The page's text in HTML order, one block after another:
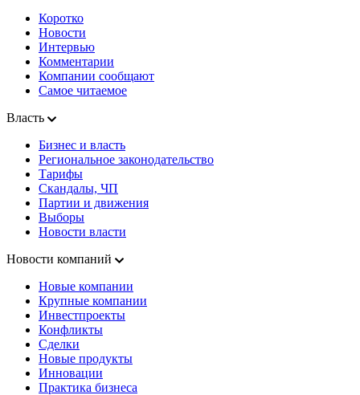
Коротко
Новости
Интервью
Комментарии
Компании сообщают
Самое читаемое
Власть
Бизнес и власть
Региональное законодательство
Тарифы
Скандалы, ЧП
Партии и движения
Выборы
Новости власти
Новости компаний
Новые компании
Крупные компании
Инвестпроекты
Конфликты
Сделки
Новые продукты
Инновации
Практика бизнеса